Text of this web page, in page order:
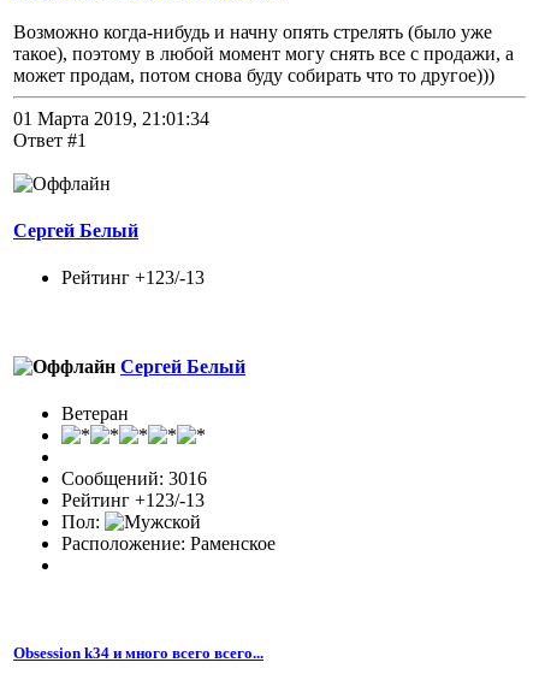
Возможно когда-нибудь и начну опять стрелять (было уже
такое), поэтому в любой момент могу снять все с продажи, а
может продам, потом снова буду собирать что то другое)))
01 Марта 2019, 21:01:34
Ответ #1
Сергей Белый
Рейтинг +123/-13
Сергей Белый
Ветеран
Сообщений: 3016
Рейтинг +123/-13
Пол:
Расположение: Раменское
Obsession k34 и много всего всего...